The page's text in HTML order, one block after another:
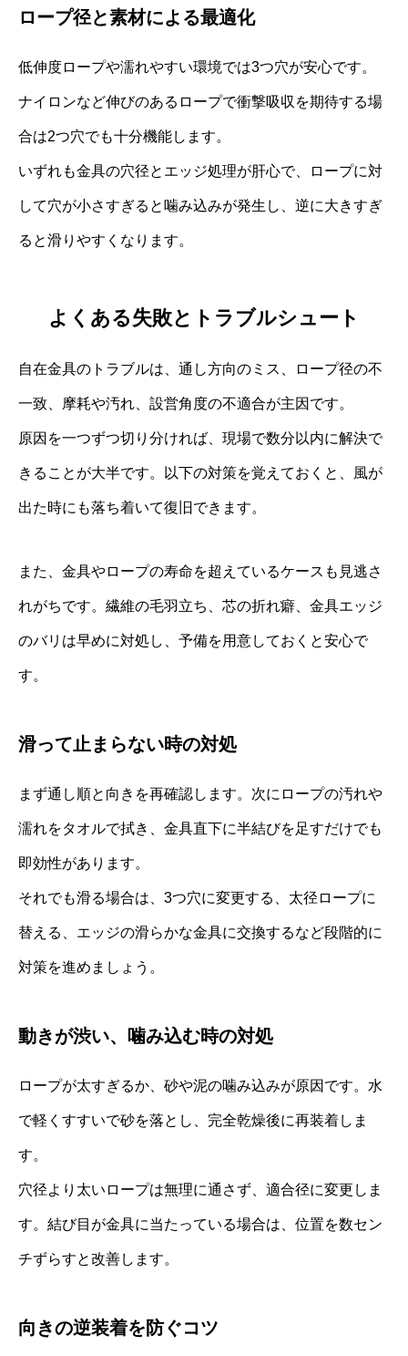
ロープ径と素材による最適化
低伸度ロープや濡れやすい環境では3つ穴が安心です。
ナイロンなど伸びのあるロープで衝撃吸収を期待する場
合は2つ穴でも十分機能します。
いずれも金具の穴径とエッジ処理が肝心で、ロープに対
して穴が小さすぎると噛み込みが発生し、逆に大きすぎ
ると滑りやすくなります。
よくある失敗とトラブルシュート
自在金具のトラブルは、通し方向のミス、ロープ径の不
一致、摩耗や汚れ、設営角度の不適合が主因です。
原因を一つずつ切り分ければ、現場で数分以内に解決で
きることが大半です。以下の対策を覚えておくと、風が
出た時にも落ち着いて復旧できます。
また、金具やロープの寿命を超えているケースも見逃さ
れがちです。繊維の毛羽立ち、芯の折れ癖、金具エッジ
のバリは早めに対処し、予備を用意しておくと安心で
す。
滑って止まらない時の対処
まず通し順と向きを再確認します。次にロープの汚れや
濡れをタオルで拭き、金具直下に半結びを足すだけでも
即効性があります。
それでも滑る場合は、3つ穴に変更する、太径ロープに
替える、エッジの滑らかな金具に交換するなど段階的に
対策を進めましょう。
動きが渋い、噛み込む時の対処
ロープが太すぎるか、砂や泥の噛み込みが原因です。水
で軽くすすいで砂を落とし、完全乾燥後に再装着しま
す。
穴径より太いロープは無理に通さず、適合径に変更しま
す。結び目が金具に当たっている場合は、位置を数セン
チずらすと改善します。
向きの逆装着を防ぐコツ